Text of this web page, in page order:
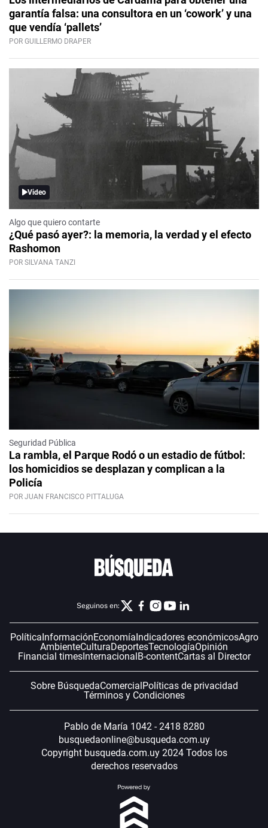
garantía falsa: una consultora en un ‘cowork’ y una
que vendía ‘pallets’
POR GUILLERMO DRAPER
Video
Algo que quiero contarte
¿Qué pasó ayer?: la memoria, la verdad y el efecto
Rashomon
POR SILVANA TANZI
Seguridad Pública
La rambla, el Parque Rodó o un estadio de fútbol:
los homicidios se desplazan y complican a la
Policía
POR JUAN FRANCISCO PITTALUGA
Seguinos en:
Política InformaciónEconomía Indicadores económicosAgro
AmbienteCulturaDeportesTecnologíaOpinión
Financial timesInternacional B-contentCartas al Director
Sobre BúsquedaComercial Políticas de privacidad
Términos y Condiciones
Pablo de María 1042 - 2418 8280
busquedaonline@busqueda.com.uy
Copyright busqueda.com.uy 2024 Todos los
derechos reservados